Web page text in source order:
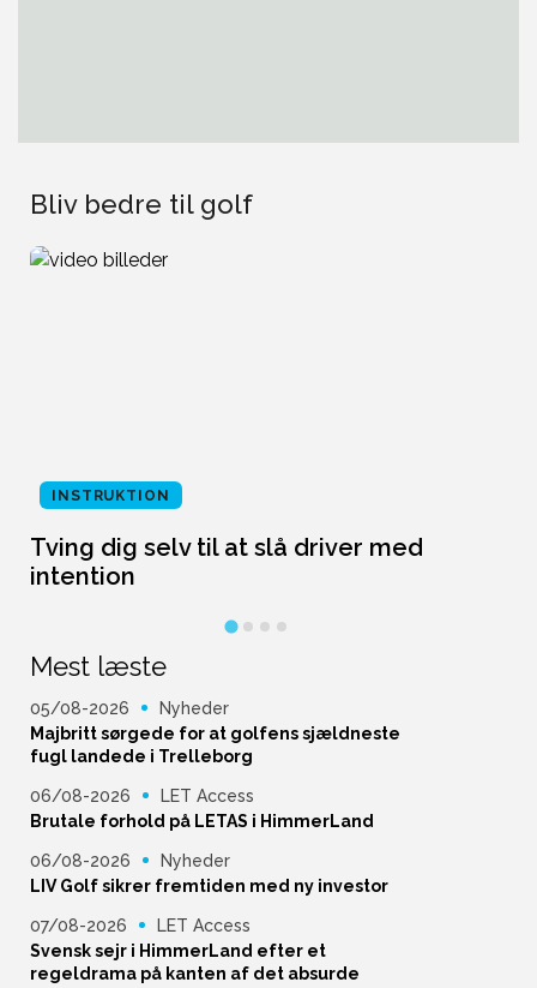
Bliv bedre til golf
INSTRUKTION
Tving dig selv til at slå driver med
intention
Mest læste
05/08-2026
Nyheder
Majbritt sørgede for at golfens sjældneste
fugl landede i Trelleborg
06/08-2026
LET Access
Brutale forhold på LETAS i HimmerLand
06/08-2026
Nyheder
LIV Golf sikrer fremtiden med ny investor
07/08-2026
LET Access
Svensk sejr i HimmerLand efter et
regeldrama på kanten af det absurde